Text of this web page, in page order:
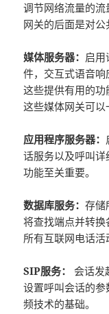
调节网络流量的
网关的后面是对公
媒体服务器： 启用
件，交互式语音响
这些提供有用的功
这些媒体网关可以
应用程序服务器：
话服务以及呼叫
功能至关重要。
数据库服务：存储
将查找端点并转
所有互联网电话活
SIP服务：
会话发
设置呼叫会话的
频技术的基础。